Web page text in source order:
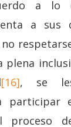
a lo
a sus
plena
[16], se
participar
proceso